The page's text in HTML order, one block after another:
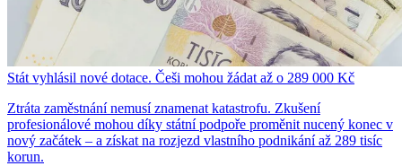
Stát vyhlásil nové dotace. Češi mohou žádat až o 289 000 Kč
Ztráta zaměstnání nemusí znamenat katastrofu. Zkušení
profesionálové mohou díky státní podpoře proměnit nucený konec v
nový začátek – a získat na rozjezd vlastního podnikání až 289 tisíc
korun.